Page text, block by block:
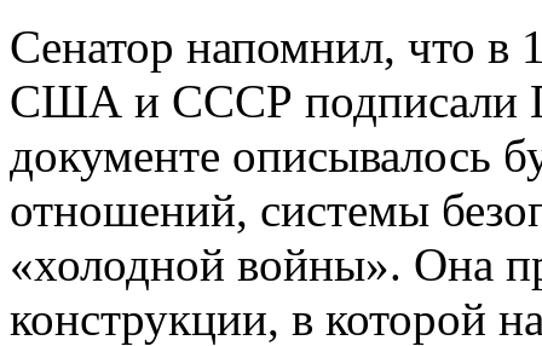
Сенатор напомнил, что в
США и СССР подписали
документе описывалось
отношений, системы
«холодной войны». Она
конструкции, в которой